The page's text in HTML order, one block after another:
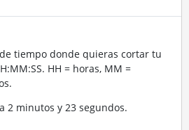
tiempo donde quieras cortar tu
HH = horas, MM =
2 minutos y 23 segundos.